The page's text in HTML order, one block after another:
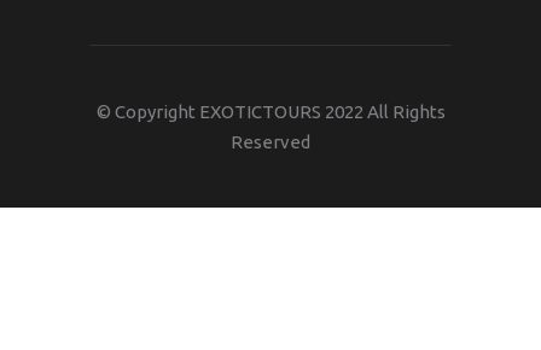
© Copyright EXOTICTOURS 2022 All Rights
Reserved